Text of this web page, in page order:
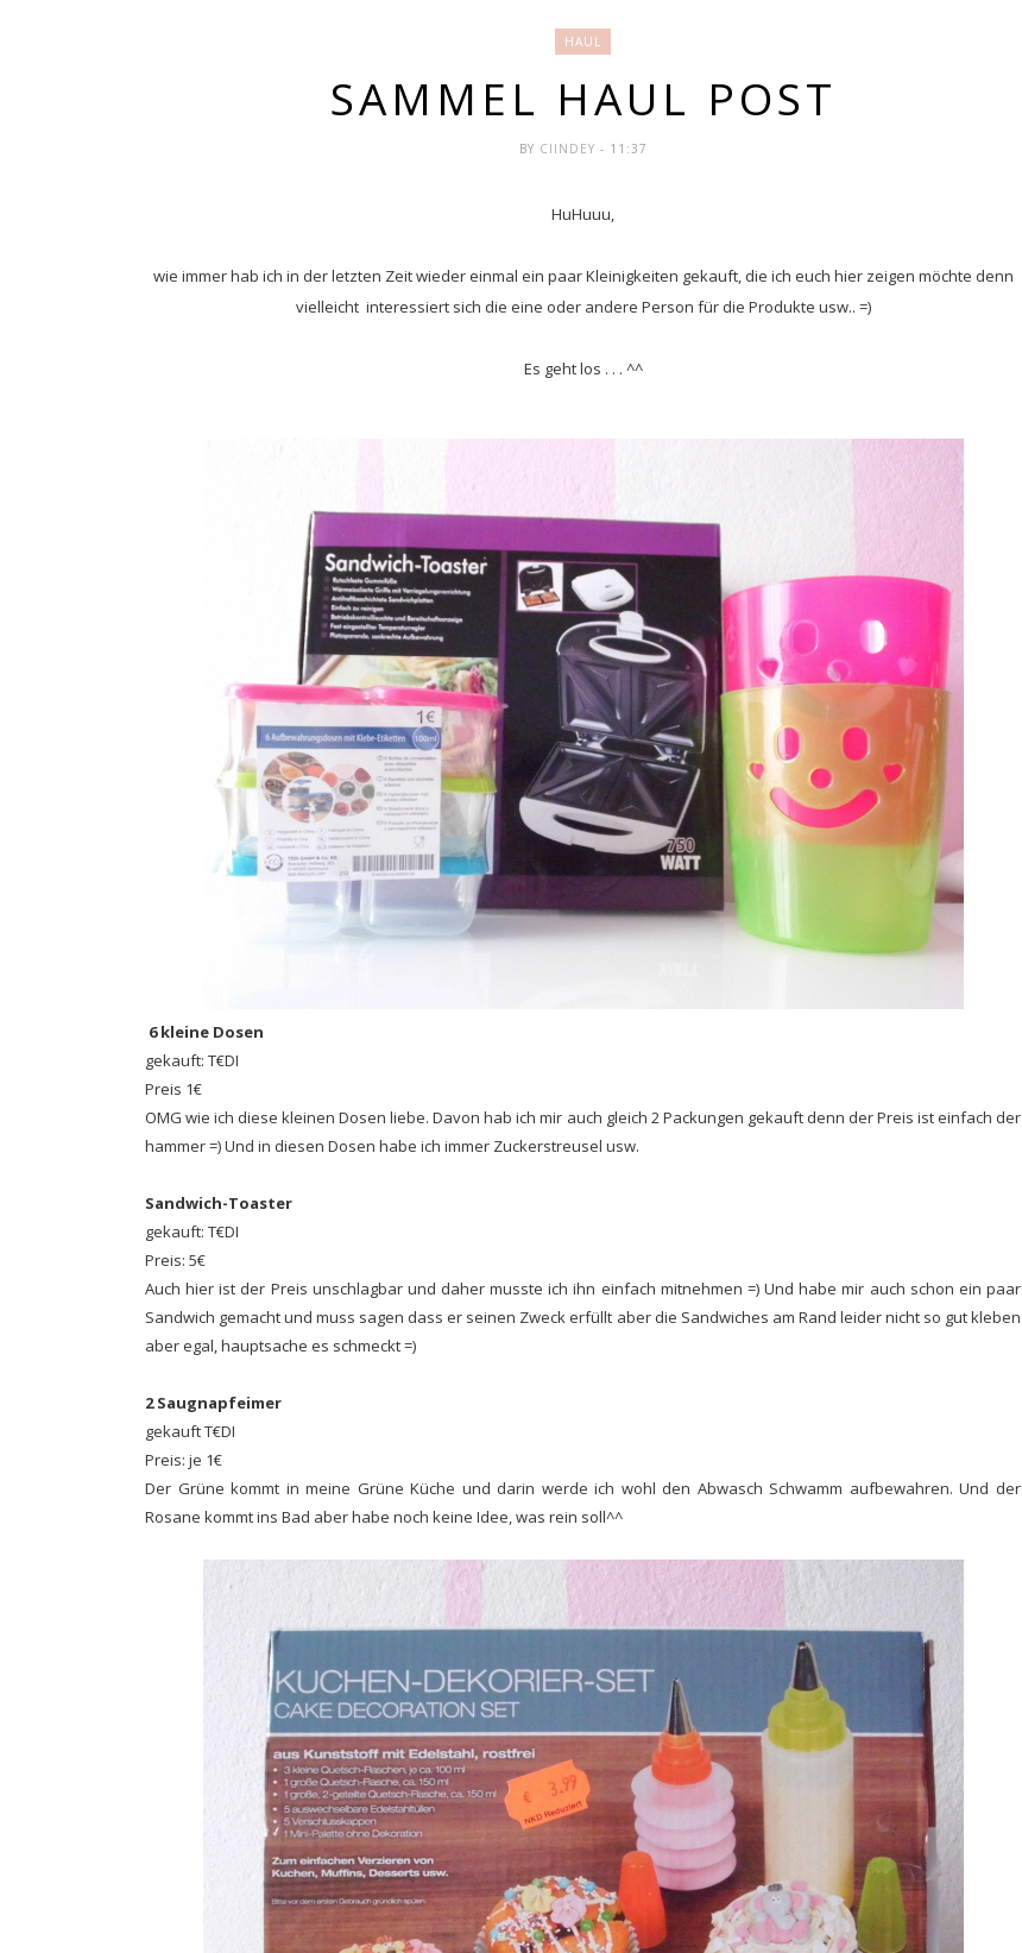
HAUL
SAMMEL HAUL POST
BY CIINDEY - 11:37
HuHuuu,
wie immer hab ich in der letzten Zeit wieder einmal ein paar Kleinigkeiten gekauft, die ich euch hier zeigen möchte denn
vielleicht interessiert sich die eine oder andere Person für die Produkte usw.. =)
Es geht los . . . ^^
6 kleine Dosen
gekauft: T€DI
Preis 1€
OMG wie ich diese kleinen Dosen liebe. Davon hab ich mir auch gleich 2 Packungen gekauft denn der Preis ist einfach der
hammer =) Und in diesen Dosen habe ich immer Zuckerstreusel usw.
Sandwich-Toaster
gekauft: T€DI
Preis: 5€
Auch hier ist der Preis unschlagbar und daher musste ich ihn einfach mitnehmen =) Und habe mir auch schon ein paar
Sandwich gemacht und muss sagen dass er seinen Zweck erfüllt aber die Sandwiches am Rand leider nicht so gut kleben
aber egal, hauptsache es schmeckt =)
2 Saugnapfeimer
gekauft T€DI
Preis: je 1€
Der Grüne kommt in meine Grüne Küche und darin werde ich wohl den Abwasch Schwamm aufbewahren. Und der
Rosane kommt ins Bad aber habe noch keine Idee, was rein soll^^